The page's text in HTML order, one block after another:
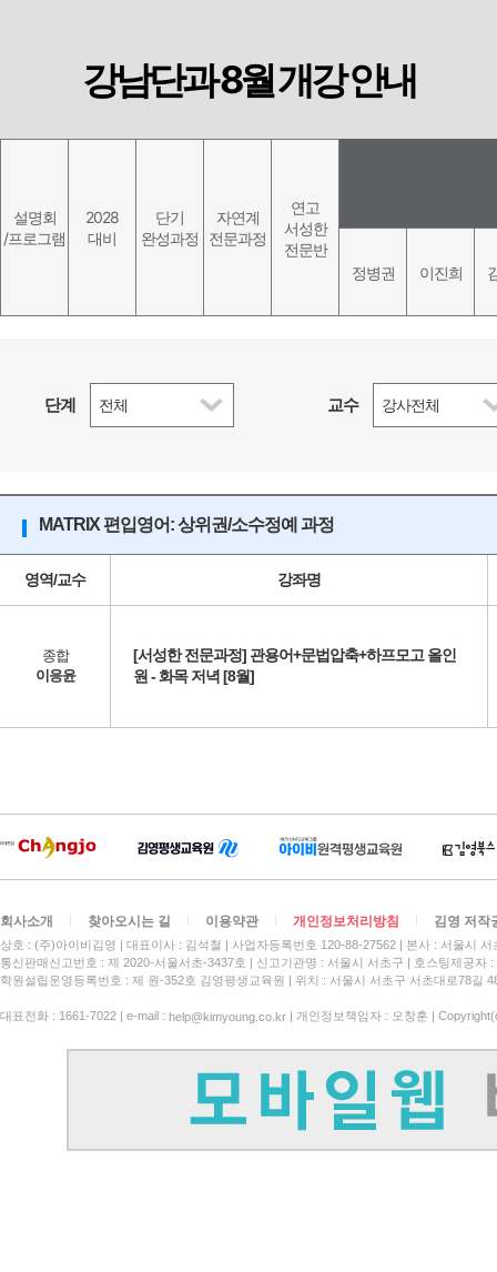
강남단과 8월 개강 안내
설명회
/프로그램
2028
대비
단기
완성과정
자연계
전문과정
연고
서성한
전문반
정병권
이진희
단계 교수
MATRIX 편입영어: 상위권/소수정예 과정
영역/교수 강좌명
종합
이응윤
[서성한 전문과정] 관용어+문법압축+하프모고 올인
원 - 화목 저녁 [8월]
회사소개 찾아오시는 길 이용약관 개인정보처리방침 김영 저작
상호 : (주)아이비김영 대표이사 : 김석철 사업자등록번호 120-88-27562
본사 : 서울시
통신판매신고번호 : 제 2020-서울서초-3437호
신고기관명 : 서울시 서초구
호스팅제공자
학원설립운영등록번호 : 제 원-352호 김영평생교육원 | 위치 : 서울시 서초구 서초대로78길
대표전화 : 1661-7022 | e-mail : help@kimyoung.co.kr | 개인정보책임자 : 오창훈 |